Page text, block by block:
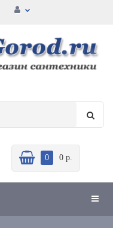
0 0 р.